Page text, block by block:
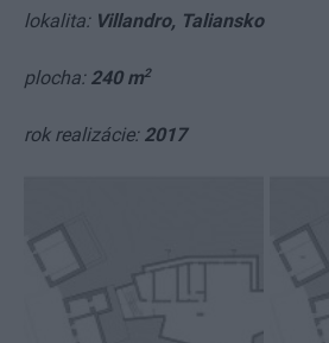
lokalita:Villandro, Taliansko
plocha: 240 m2
rok realizácie: 2017